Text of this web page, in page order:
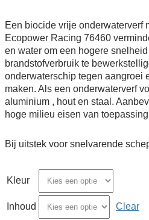
Een biocide vrije onderwaterverf
Ecopower Racing 76460
en water om een hogere
brandstofverbruik te
onderwaterschip tegen aangroei
maken. Als een onderwaterverf
aluminium , hout en staal.
hoge milieu eisen van
Bij uitstek voor snelvarende
Kleur
Inhoud Clear